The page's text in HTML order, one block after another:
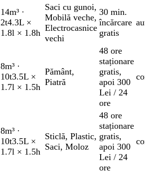
14m³ ·
2t4.3L ×
1.8l × 1.8h
Saci cu gunoi,
Mobilă veche,
Electrocasnice
vechi
30 min.
încărcare
gratis
8m³ ·
10t3.5L ×
1.7l × 1.5h
Pământ,
Piatră
48 ore
staționare
gratis,
apoi 300
Lei / 24
ore
8m³ ·
10t3.5L ×
1.7l × 1.5h
Sticlă, Plastic,
Saci, Moloz
48 ore
staționare
gratis,
apoi 300
Lei / 24
ore